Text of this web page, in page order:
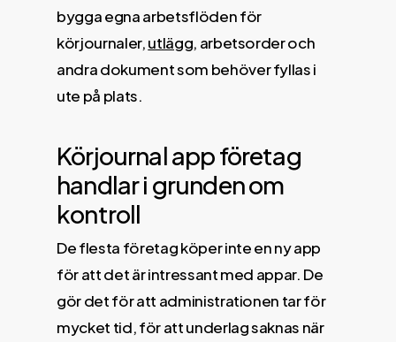
bygga egna arbetsflöden för
körjournaler,utlägg, arbetsorder och
andra dokument som behöver fyllas i
ute på plats.
Körjournal app företag
handlar i grunden om
kontroll
De flesta företag köper inte en ny app
för att det är intressant med appar. De
gör det för att administrationen tar för
mycket tid, för att underlag saknas när